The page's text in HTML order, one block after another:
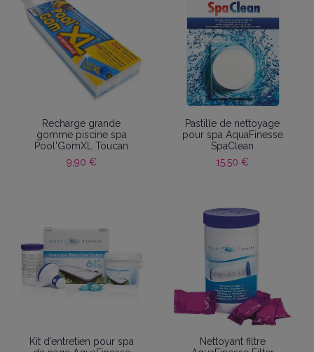
Recharge grande
gomme piscine spa
Pool'GomXL Toucan
9,90 €
Pastille de nettoyage
pour spa AquaFinesse
SpaClean
15,50 €
Kit d’entretien pour spa
Nettoyant filtre